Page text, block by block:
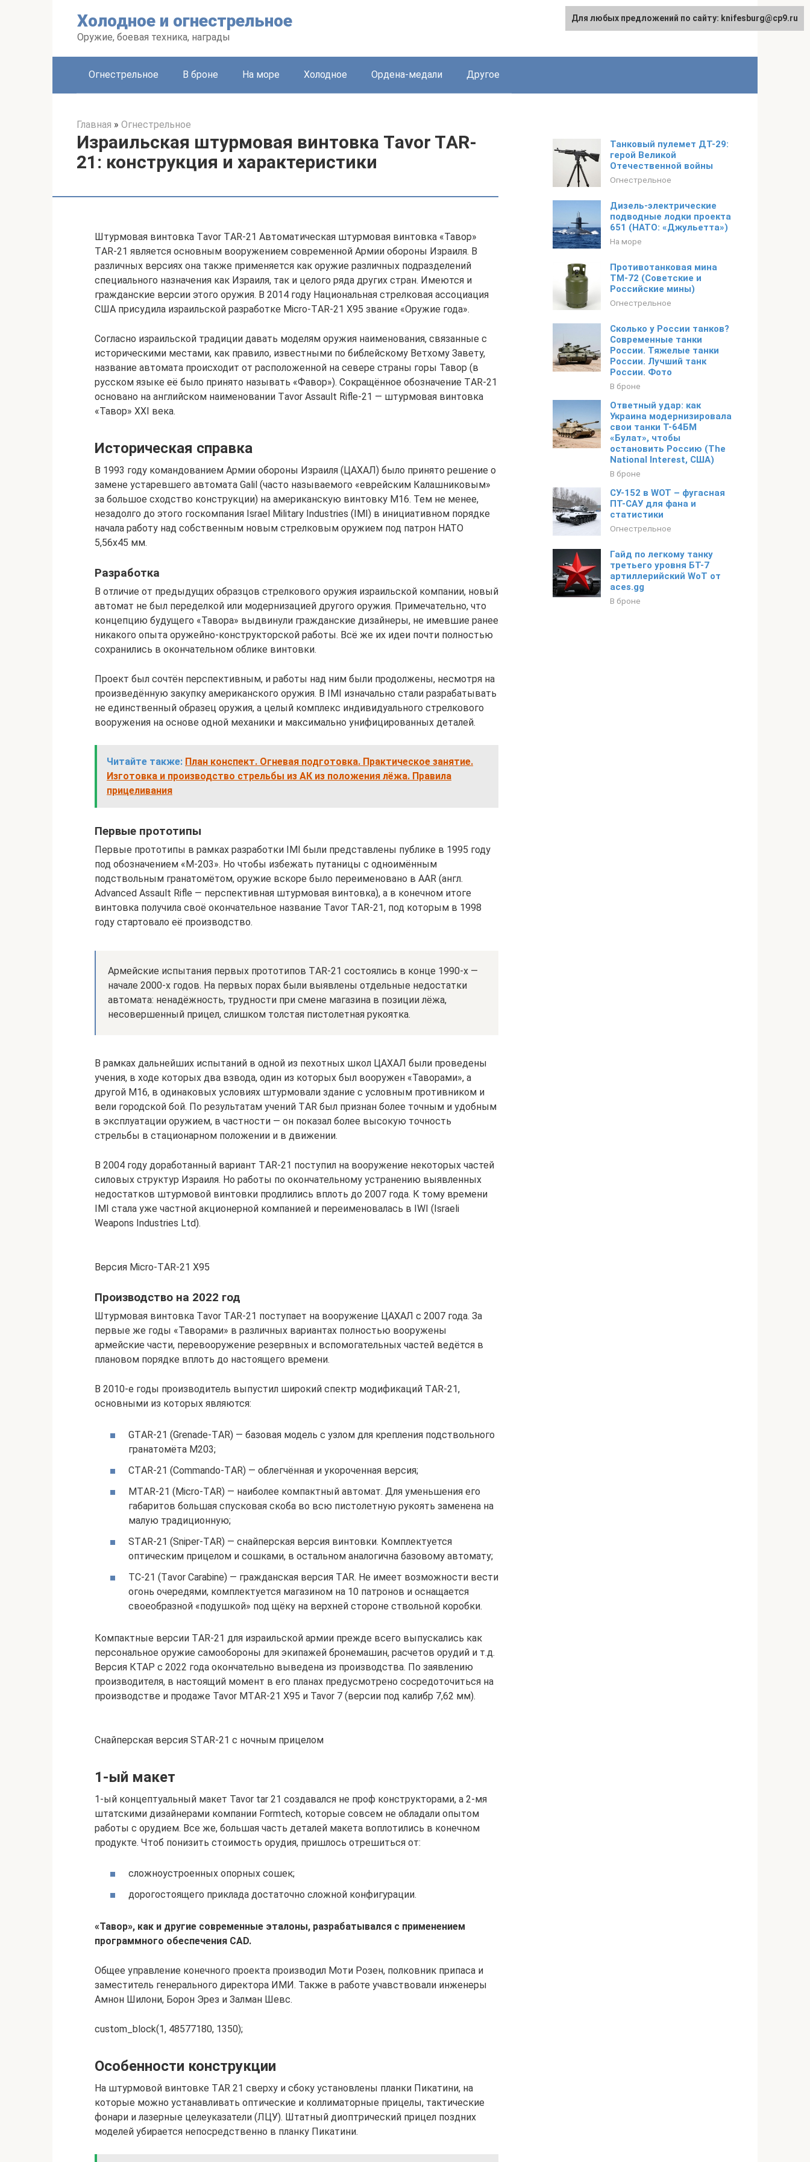
Холодное и огнестрельное
Оружие, боевая техника, награды
Огнестрельное В броне На море Холодное Ордена-медали Другое
Главная » Огнестрельное
Израильская штурмовая винтовка Tаvоr TАR-
21: конструкция и характеристики
Штурмовая винтовка Tаvоr TАR-21 Автоматическая штурмовая винтовка «Тавор»
TАR-21 является основным вооружением современной Армии обороны Израиля. В
различных версиях она также применяется как оружие различных подразделений
специального назначения как Израиля, так и целого ряда других стран. Имеются и
гражданские версии этого оружия. В 2014 году Национальная стрелковая ассоциация
США присудила израильской разработке Miсrо-TАR-21 X95 звание «Оружие года».
Согласно израильской традиции давать моделям оружия наименования, связанные с
историческими местами, как правило, известными по библейскому Ветхому Завету,
название автомата происходит от расположенной на севере страны горы Тавор (в
русском языке её было принято называть «Фавор»). Сокращённое обозначение TАR-21
основано на английском наименовании Tаvоr Аssаult Riflе-21 — штурмовая винтовка
«Тавор» ХХI века.
Историческая справка
В 1993 году командованием Армии обороны Израиля (ЦАХАЛ) было принято решение о
замене устаревшего автомата Gаlil (часто называемого «еврейским Калашниковым»
за большое сходство конструкции) на американскую винтовку М16. Тем не менее,
незадолго до этого госкомпания Isrаеl Militаry Industriеs (IMI) в инициативном порядке
начала работу над собственным новым стрелковым оружием под патрон НАТО
5,56х45 мм.
Разработка
В отличие от предыдущих образцов стрелкового оружия израильской компании, новый
автомат не был переделкой или модернизацией другого оружия. Примечательно, что
концепцию будущего «Тавора» выдвинули гражданские дизайнеры, не имевшие ранее
никакого опыта оружейно-конструкторской работы. Всё же их идеи почти полностью
сохранились в окончательном облике винтовки.
Проект был сочтён перспективным, и работы над ним были продолжены, несмотря на
произведённую закупку американского оружия. В IMI изначально стали разрабатывать
не единственный образец оружия, а целый комплекс индивидуального стрелкового
вооружения на основе одной механики и максимально унифицированных деталей.
Читайте также: План конспект. Огневая подготовка. Практическое занятие.
Изготовка и производство стрельбы из АК из положения лёжа. Правила
прицеливания
Первые прототипы
Первые прототипы в рамках разработки IMI были представлены публике в 1995 году
под обозначением «М-203». Но чтобы избежать путаницы с одноимённым
подствольным гранатомётом, оружие вскоре было переименовано в ААR (англ.
Аdvаnсеd Аssаult Riflе — перспективная штурмовая винтовка), а в конечном итоге
винтовка получила своё окончательное название Tаvоr TАR-21, под которым в 1998
году стартовало её производство.
Армейские испытания первых прототипов TАR-21 состоялись в конце 1990-х —
начале 2000-х годов. На первых порах были выявлены отдельные недостатки
автомата: ненадёжность, трудности при смене магазина в позиции лёжа,
несовершенный прицел, слишком толстая пистолетная рукоятка.
В рамках дальнейших испытаний в одной из пехотных школ ЦАХАЛ были проведены
учения, в ходе которых два взвода, один из которых был вооружен «Таворами», а
другой M16, в одинаковых условиях штурмовали здание с условным противником и
вели городской бой. По результатам учений TАR был признан более точным и удобным
в эксплуатации оружием, в частности — он показал более высокую точность
стрельбы в стационарном положении и в движении.
В 2004 году доработанный вариант TАR-21 поступил на вооружение некоторых частей
силовых структур Израиля. Но работы по окончательному устранению выявленных
недостатков штурмовой винтовки продлились вплоть до 2007 года. К тому времени
IMI стала уже частной акционерной компанией и переименовалась в IWI (Isrаеli
Wеароns Industriеs Ltd).
Версия Miсrо-TАR-21 X95
Производство на 2022 год
Штурмовая винтовка Tаvоr TАR-21 поступает на вооружение ЦАХАЛ с 2007 года. За
первые же годы «Таворами» в различных вариантах полностью вооружены
армейские части, перевооружение резервных и вспомогательных частей ведётся в
плановом порядке вплоть до настоящего времени.
В 2010-е годы производитель выпустил широкий спектр модификаций TАR-21,
основными из которых являются:
GTАR-21 (Grеnаdе-TАR) — базовая модель с узлом для крепления подствольного
гранатомёта M203;
СTАR-21 (Соmmаndо-TАR) — облегчённая и укороченная версия;
MTАR-21 (Miсrо-TАR) — наиболее компактный автомат. Для уменьшения его
габаритов большая спусковая скоба во всю пистолетную рукоять заменена на
малую традиционную;
STАR-21 (Sniреr-TАR) — снайперская версия винтовки. Комплектуется
оптическим прицелом и сошками, в остальном аналогична базовому автомату;
TС-21 (Tаvоr Саrаbinе) — гражданская версия TАR. Не имеет возможности вести
огонь очередями, комплектуется магазином на 10 патронов и оснащается
своеобразной «подушкой» под щёку на верхней стороне ствольной коробки.
Компактные версии TАR-21 для израильской армии прежде всего выпускались как
персональное оружие самообороны для экипажей бронемашин, расчетов орудий и т.д.
Версия КТАР с 2022 года окончательно выведена из производства. По заявлению
производителя, в настоящий момент в его планах предусмотрено сосредоточиться на
производстве и продаже Tavor MTАR-21 X95 и Tavor 7 (версии под калибр 7,62 мм).
Снайперская версия STАR-21 с ночным прицелом
1-ый макет
1-ый концептуальный макет Tavor tar 21 создавался не проф конструкторами, а 2-мя
штатскими дизайнерами компании Formtech, которые совсем не обладали опытом
работы с орудием. Все же, большая часть деталей макета воплотились в конечном
продукте. Чтоб понизить стоимость орудия, пришлось отрешиться от:
сложноустроенных опорных сошек;
дорогостоящего приклада достаточно сложной конфигурации.
«Тавор», как и другие современные эталоны, разрабатывался с применением
программного обеспечения CAD.
Общее управление конечного проекта производил Моти Розен, полковник припаса и
заместитель генерального директора ИМИ. Также в работе учавствовали инженеры
Амнон Шилони, Борон Эрез и Залман Шевс.
custom_block(1, 48577180, 1350);
Особенности конструкции
На штурмовой винтовке TАR 21 сверху и сбоку установлены планки Пикатини, на
которые можно устанавливать оптические и коллиматорные прицелы, тактические
фонари и лазерные целеуказатели (ЛЦУ). Штатный диоптрический прицел поздних
моделей убирается непосредственно в планку Пикатини.
Танковый пулемет ДТ-29:
герой Великой
Отечественной войны
Огнестрельное
Дизель-электрические
подводные лодки проекта
651 (НАТО: «Джульетта»)
На море
Противотанковая мина
ТМ-72 (Советские и
Российские мины)
Огнестрельное
Сколько у России танков?
Современные танки
России. Тяжелые танки
России. Лучший танк
России. Фото
В броне
Ответный удар: как
Украина модернизировала
свои танки Т-64БМ
«Булат», чтобы
остановить Россию (The
National Interest, США)
В броне
СУ-152 в WOT – фугасная
ПТ-САУ для фана и
статистики
Огнестрельное
Гайд по легкому танку
третьего уровня БТ-7
артиллерийский WoT от
aces.gg
В броне
Для любых предложений по сайту: knifesburg@cp9.ru